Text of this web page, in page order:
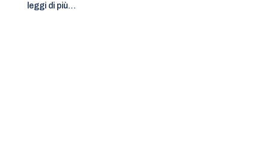
leggi di più…